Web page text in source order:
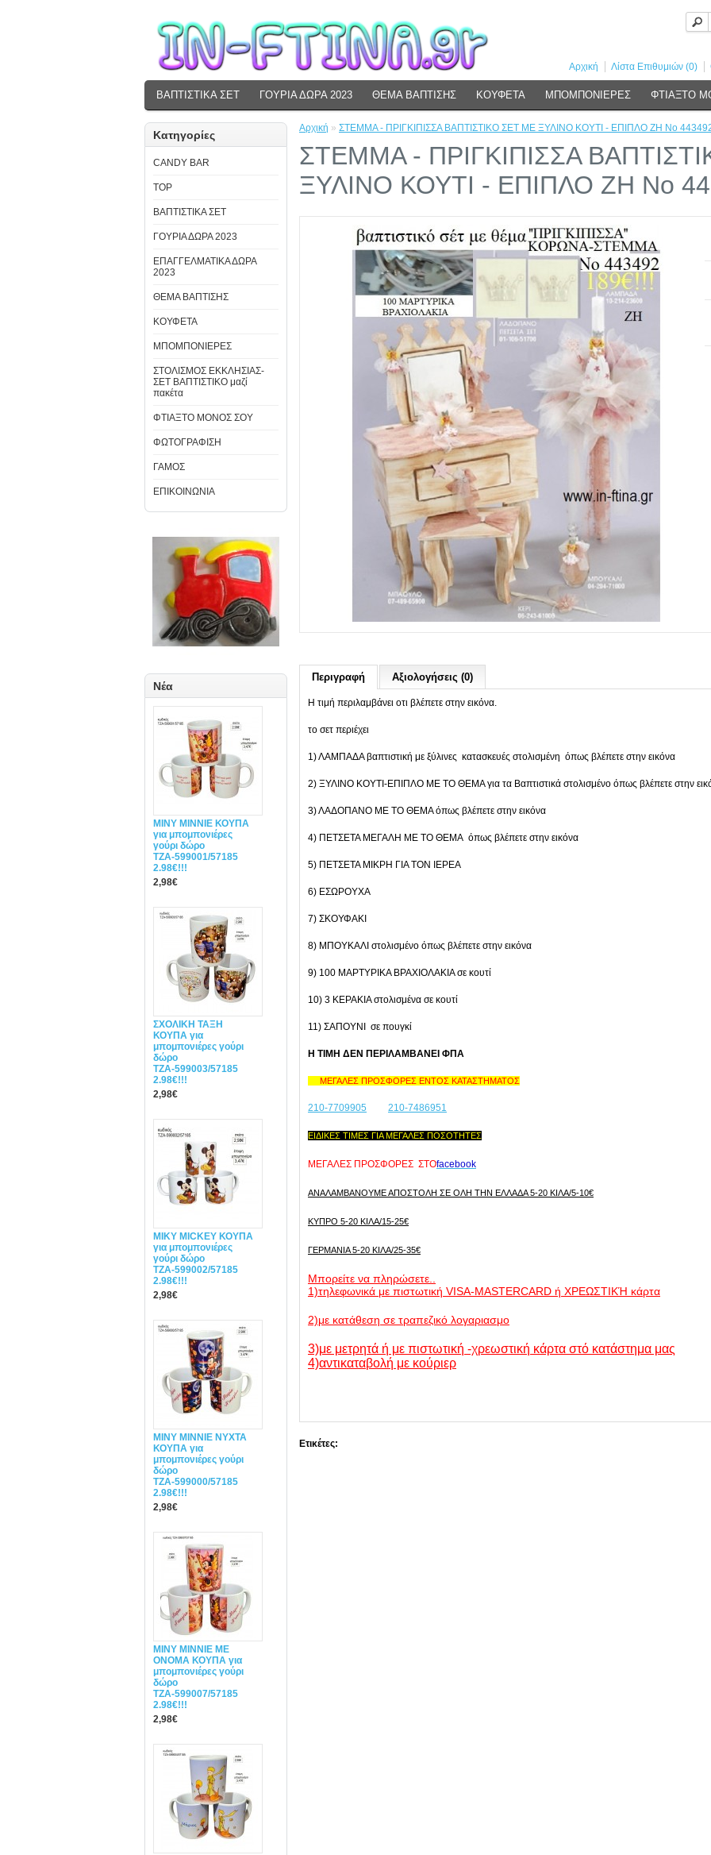
Αρχική Λίστα Επιθυμιών (0)
ΒΑΠΤΙΣΤΙΚΑ ΣΕΤ ΓΟΥΡΙΑ ΔΩΡΑ 2023 ΘΕΜΑ ΒΑΠΤΙΣΗΣ ΚΟΥΦΕΤΑ ΜΠΟΜΠΟΝΙΕΡΕΣ ΦΤΙΑΞΤΟ
Κατηγορίες
CANDY BAR
TOP
ΒΑΠΤΙΣΤΙΚΑ ΣΕΤ
ΓΟΥΡΙΑ ΔΩΡΑ 2023
ΕΠΑΓΓΕΛΜΑΤΙΚΑ ΔΩΡΑ
2023
ΘΕΜΑ ΒΑΠΤΙΣΗΣ
ΚΟΥΦΕΤΑ
ΜΠΟΜΠΟΝΙΕΡΕΣ
ΣΤΟΛΙΣΜΟΣ ΕΚΚΛΗΣΙΑΣ-
ΣΕΤ ΒΑΠΤΙΣΤΙΚΟ μαζί
πακέτα
ΦΤΙΑΞΤΟ ΜΟΝΟΣ ΣΟΥ
ΦΩΤΟΓΡΑΦΙΣΗ
ΓΑΜΟΣ
ΕΠΙΚΟΙΝΩΝΙΑ
Νέα
MINY ΜΙΝΝΙΕ ΚΟΥΠΑ
για μπομπονιέρες
γούρι δώρο
ΤΖΑ-599001/57185
2.98€!!!
2,98€
ΣΧΟΛΙΚΗ ΤΑΞΗ
ΚΟΥΠΑ για
μπομπονιέρες γούρι
δώρο
ΤΖΑ-599003/57185
2.98€!!!
2,98€
MIΚY ΜΙCKEY ΚΟΥΠΑ
για μπομπονιέρες
γούρι δώρο
ΤΖΑ-599002/57185
2.98€!!!
2,98€
MINY ΜΙΝΝΙΕ ΝΥΧΤΑ
ΚΟΥΠΑ για
μπομπονιέρες γούρι
δώρο
ΤΖΑ-599000/57185
2.98€!!!
2,98€
MINY ΜΙΝΝΙΕ ME
ONOMA ΚΟΥΠΑ για
μπομπονιέρες γούρι
δώρο
ΤΖΑ-599007/57185
2.98€!!!
2,98€
Αρχική » ΣΤΕΜΜΑ - ΠΡΙΓΚΙΠΙΣΣΑ ΒΑΠΤΙΣΤΙΚΟ ΣΕΤ ΜΕ ΞΥΛΙΝΟ ΚΟΥΤΙ - ΕΠΙΠΛΟ ΖΗ Νο
ΣΤΕΜΜΑ - ΠΡΙΓΚΙΠΙΣΣΑ
ΞΥΛΙΝΟ ΚΟΥΤΙ - ΕΠΙΠΛΟ ΖΗ Νο
Περιγραφή Αξιολογήσεις (0)
Η τιμή περιλαμβάνει οτι βλέπετε στην εικόνα.
το σετ περιέχει
1) ΛΑΜΠΑΔΑ βαπτιστική με ξύλινες κατασκευές στολισμένη όπως βλέπετε στην εικόνα
2) ΞΥΛΙΝΟ ΚΟΥΤΙ-ΕΠΙΠΛΟ ΜΕ ΤΟ ΘΕΜΑ για τα Βαπτιστικά στολισμένο όπως βλέπετε στην
3) ΛΑΔΟΠΑΝΟ ΜΕ ΤΟ ΘΕΜΑ όπως βλέπετε στην εικόνα
4) ΠΕΤΣΕΤΑ ΜΕΓΑΛΗ ΜΕ ΤΟ ΘΕΜΑ όπως βλέπετε στην εικόνα
5) ΠΕΤΣΕΤΑ ΜΙΚΡΗ ΓΙΑ ΤΟΝ ΙΕΡΕΑ
6) ΕΣΩΡΟΥΧΑ
7) ΣΚΟΥΦΑΚΙ
8) ΜΠΟΥΚΑΛΙ στολισμένο όπως βλέπετε στην εικόνα
9) 100 ΜΑΡΤΥΡΙΚΑ ΒΡΑΧΙΟΛΑΚΙΑ σε κουτί
10) 3 ΚΕΡΑΚΙΑ στολισμένα σε κουτί
11) ΣΑΠΟΥΝΙ σε πουγκί
Η ΤΙΜΗ ΔΕΝ ΠΕΡΙΛΑΜΒΑΝΕΙ ΦΠΑ
ΜΕΓΑΛΕΣ ΠΡΟΣΦΟΡΕΣ ΕΝΤΟΣ ΚΑΤΑΣΤΗΜΑΤΟΣ
210-7709905 210-7486951
ΕΙΔΙΚΕΣ ΤΙΜΕΣ ΓΙΑ ΜΕΓΑΛΕΣ ΠΟΣΟΤΗΤΕΣ
ΜΕΓΑΛΕΣ ΠΡΟΣΦΟΡΕΣ ΣΤΟfacebook
ANAΛΑΜΒΑΝΟΥΜΕ ΑΠΟΣΤΟΛΗ ΣΕ ΟΛΗ ΤΗΝ ΕΛΛΑΔΑ 5-20 ΚΙΛΑ/5-10€
ΚΥΠΡΟ 5-20 ΚΙΛΑ/15-25€
ΓΕΡΜΑΝΙΑ 5-20 ΚΙΛΑ/25-35€
Mπορείτε να πληρώσετε..
1)τηλεφωνικά με πιστωτική VISA-MASTERCARD ή ΧΡΕΩΣΤΙΚΉ κάρτα
2)με κατάθεση σε τραπεζικό λογαριασμο
3)με μετρητά ή με πιστωτική -χρεωστική κάρτα στό κατάστημα μας
4)αντικαταβολή με κούριερ
Ετικέτες: